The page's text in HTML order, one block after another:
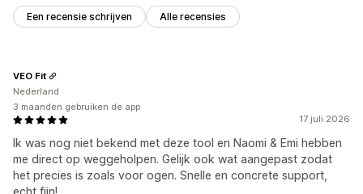
Een recensie schrijven Alle recensies
17 juli 2026
Ik was nog niet bekend met deze tool en Naomi & Emi hebben
me direct op weggeholpen. Gelijk ook wat aangepast zodat
het precies is zoals voor ogen. Snelle en concrete support,
VEO Fit
Nederland
3 maanden gebruiken de app